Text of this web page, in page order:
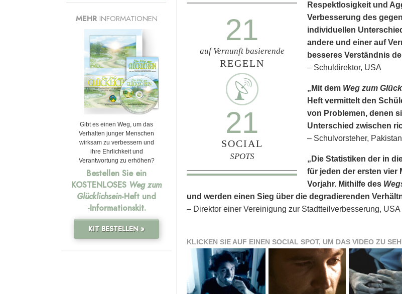
21
auf Vernunft basierende
REGELN
21
SOCIAL
SPOTS
Respekt­losigkeit und
Verbesserung des
individuellen
andere und einer auf
besseres Verständnis
– Schuldirektor, USA
„Mit dem Weg zum
Heft vermittelt den
von Problemen, denen
Unterschied zwischen
– Schulvorsteher, Pakistan
„Die Statistiken der in
für jeden der ersten vier
Vorjahr. Mithilfe des
und werden einen Sieg über die degradierenden
– Direktor einer Vereinigung zur Stadtteilverbesserung, USA
KLICKEN SIE AUF EINEN SOCIAL SPOT, UM DAS VIDEO ZU
MEHR INFORMATIONEN
Gibt es einen Weg, um das
Verhalten junger Menschen
wirksam zu verbessern und
ihre Ehrlichkeit und
Verantwortung zu erhöhen?
Bestellen Sie ein
KOSTENLOSES Weg zum
Glücklichsein-Heft und
-Informationskit.
KIT BESTELLEN »